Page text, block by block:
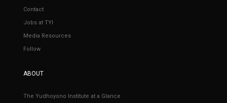
Contact
Jobs at TYI
Media Resources
Follow
ABOUT
The Yudhoyono Institute at a Glance